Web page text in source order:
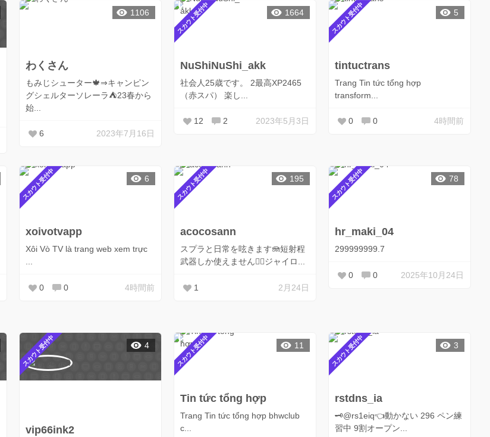
わくさん
もみじシューター🍁⇒キャンピン
グシェルターソレーラ⛺23春から
始...
1106
6 2023年7月16日
スカウト受付中
NuShiNuShi_akk
社会人25歳です。 2最高XP2465
（赤スパ） 楽し...
1664
12 2 2023年5月3日
スカウト受付中
tintuctrans
Trang Tin tức tổng hợp
transform...
5
0 0 4時間前
スカウト受付中
xoivotvapp
Xôi Vò TV là trang web xem trực
...
6
0 0 4時間前
スカウト受付中
acocosann
スプラと日常を呟きます🪼短射程
武器しか使えません🙋‍♀️ジャイロ...
195
1 2月24日
スカウト受付中
hr_maki_04
299999999.7
78
0 0 2025年10月24日
スカウト受付中
vip66ink2
4 スカウト受付中
Tin tức tổng hợp
Trang Tin tức tổng hợp bhwclub
c...
11 スカウト受付中
rstdns_ia
🗝️@rs1eiq👈動かない 296 ペン練
習中 9割オープン...
3